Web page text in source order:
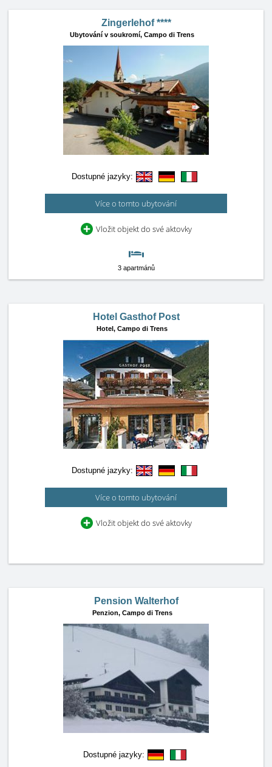
Zingerlehof ****
Ubytování v soukromí, Campo di Trens
Dostupné jazyky:
Více o tomto ubytování
Vložit objekt do své aktovky
3 apartmánů
Hotel Gasthof Post
Hotel, Campo di Trens
Dostupné jazyky:
Více o tomto ubytování
Vložit objekt do své aktovky
Pension Walterhof
Penzion, Campo di Trens
Dostupné jazyky: